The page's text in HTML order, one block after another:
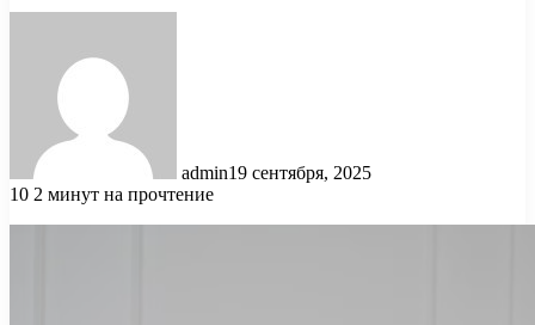
admin19 сентября, 2025
10 2 минут на прочтение